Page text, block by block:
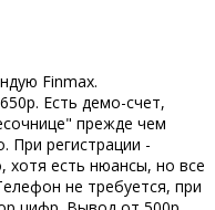
Finmax.
Есть демо-счет,
прежде чем
При регистрации -
хотя есть нюансы, но все
не требуется, при